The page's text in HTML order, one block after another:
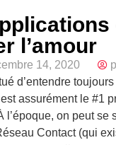
l’amour
14, 2020
d’entendre
est assurément le #1
l’époque, on peut
Contact (qui